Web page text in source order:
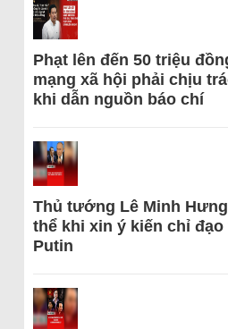
Phạt lên đến 50 triệu
mạng xã hội phải chịu
khi dẫn nguồn báo chí
Thủ tướng Lê Minh
thể khi xin ý kiến chỉ
Putin